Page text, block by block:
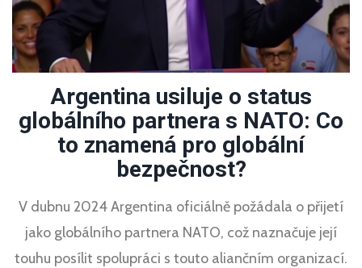
Argentina usiluje o status
globálního partnera s NATO: Co
to znamená pro globální
bezpečnost?
V dubnu 2024 Argentina oficiálně požádala o přijetí
jako globálního partnera NATO, což naznačuje její
touhu posílit spolupráci s touto aliančním organizací.